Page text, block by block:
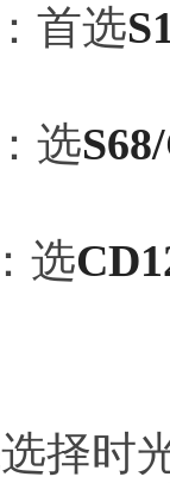
首选
选
选
择时